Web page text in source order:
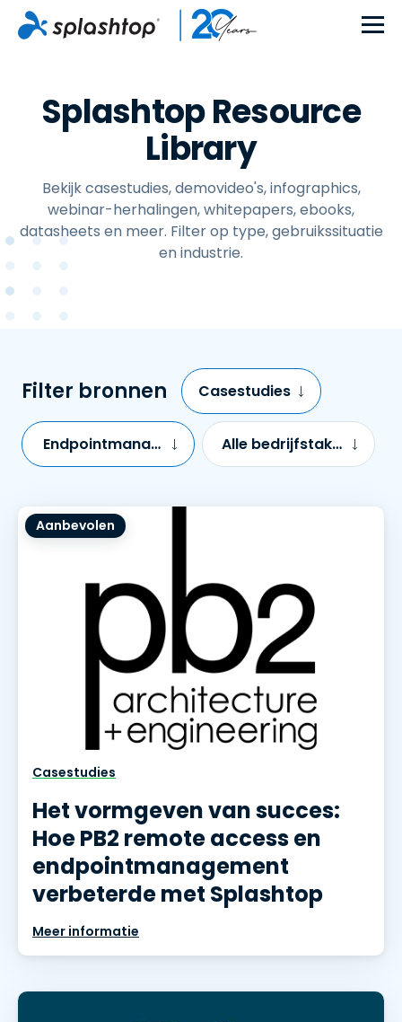
Splashtop Resource
Library
Bekijk casestudies, demovideo's, infographics,
webinar-herhalingen, whitepapers, ebooks,
datasheets en meer. Filter op type, gebruikssituatie
en industrie.
Filter bronnen Casestudies
Endpointmanagement Alle bedrijfstakken
Aanbevolen
Casestudies
Het vormgeven van succes:
Hoe PB2 remote access en
endpointmanagement
verbeterde met Splashtop
Meer informatie